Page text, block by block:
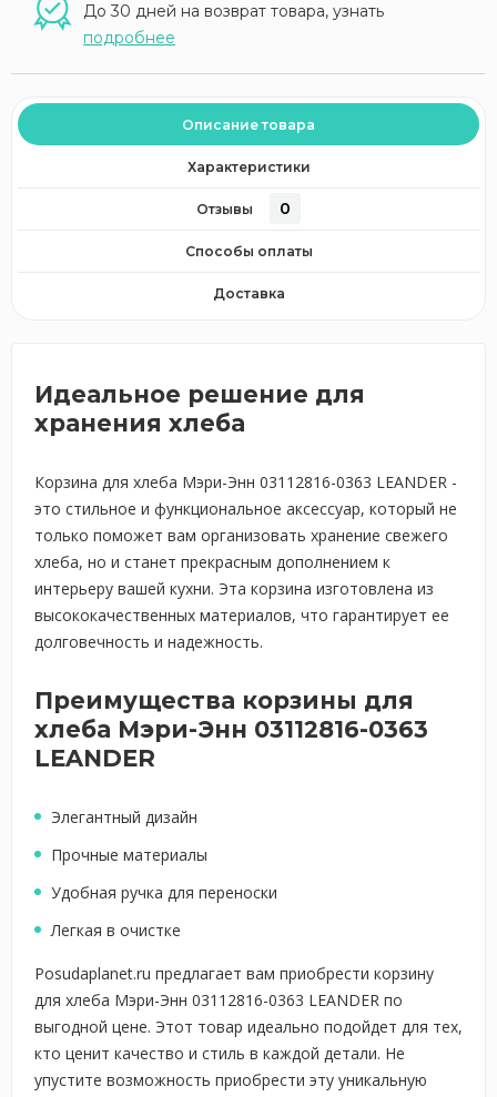
До 30 дней на возврат товара, узнать
подробнее
Описание товара
Характеристики
Отзывы 0
Способы оплаты
Доставка
Идеальное решение для
хранения хлеба
Корзина для хлеба Мэри-Энн 03112816-0363 LEANDER -
это стильное и функциональное аксессуар, который не
только поможет вам организовать хранение свежего
хлеба, но и станет прекрасным дополнением к
интерьеру вашей кухни. Эта корзина изготовлена из
высококачественных материалов, что гарантирует ее
долговечность и надежность.
Преимущества корзины для
хлеба Мэри-Энн 03112816-0363
LEANDER
Элегантный дизайн
Прочные материалы
Удобная ручка для переноски
Легкая в очистке
Posudaplanet.ru предлагает вам приобрести корзину
для хлеба Мэри-Энн 03112816-0363 LEANDER по
выгодной цене. Этот товар идеально подойдет для тех,
кто ценит качество и стиль в каждой детали. Не
упустите возможность приобрести эту уникальную